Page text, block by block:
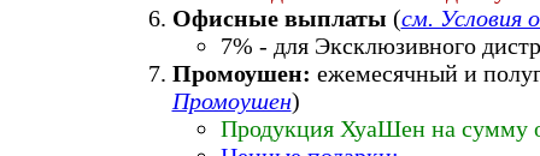
Офисные выплаты (см. Условия
7% - для Эксклюзивного
Промоушен: ежемесячный и
Промоушен)
Продукция ХуаШен на сумму